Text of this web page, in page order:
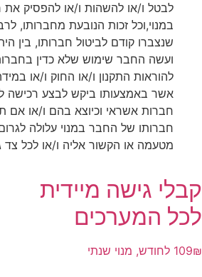
לבטל ו/או להשהות ו/או להפסיק
במנוי,וכל זכות הנובעת מחברותו,
שנצברו קודם לביטול חברותו, בין
ועשה החבר שימוש שלא כדין
להוראות התקנון ו/או החוק ו/או
אשר באמצעותו ביקש לבצע רכישה
חברות אשראי וכיוצא בהם ו/או
חברותו של החבר במנוי עלולה
מטעמה או הקשור אליה ו/או לכל צד
קבלי גישה מיידית
לכל המערכים
109₪ לחודש, מנוי שנתי